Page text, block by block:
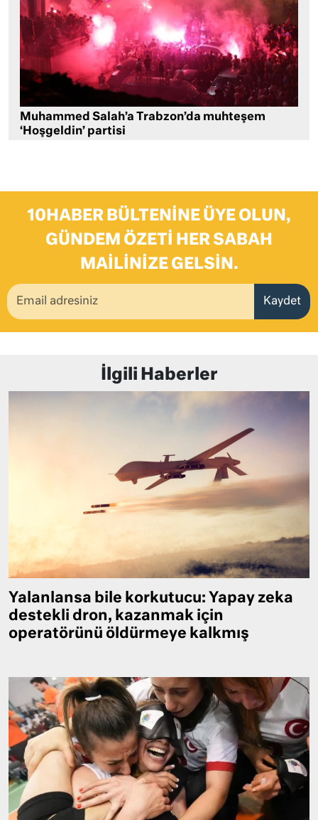
Muhammed Salah’a Trabzon’da muhteşem
‘Hoşgeldin’ partisi
10HABER BÜLTENINE ÜYE OLUN,
GÜNDEM ÖZETI HER SABAH
MAILINIZE GELSIN.
Kaydet
İlgili Haberler
Yalanlansa bile korkutucu: Yapay zeka
destekli dron, kazanmak için
operatörünü öldürmeye kalkmış